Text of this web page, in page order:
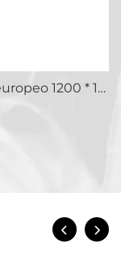
Vassoio in plastica HDPE standard europeo 1200 * 1000 mm, 1210, utilizzato per lo stoccaggio e il trasporto nelle fabbriche di produzione di bottiglie di birra.